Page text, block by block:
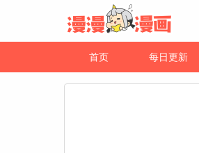
首页 每日更新